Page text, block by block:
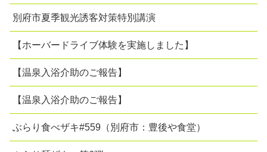
別府市夏季観光誘客対策特別講演
【ホーバードライブ体験を実施しました】
【温泉入浴介助のご報告】
【温泉入浴介助のご報告】
ぶらり食べザキ#559（別府市：豊後や食堂）